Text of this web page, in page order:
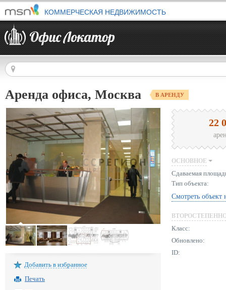
КОММЕРЧЕСКАЯ НЕДВИЖИМОСТЬ
Аренда офиса, Москва В АРЕНДУ
Добавить в избранное
Печать
22
ОСНОВНОЕ
Сдаваемая
Тип объекта:
Смотреть объект
Класс:
Обновлено:
ID: